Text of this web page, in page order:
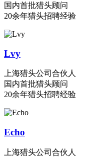
国内首批猎头顾问
20余年猎头招聘经验
Lvy
上海猎头公司合伙人
国内首批猎头顾问
20余年猎头招聘经验
Echo
上海猎头公司合伙人